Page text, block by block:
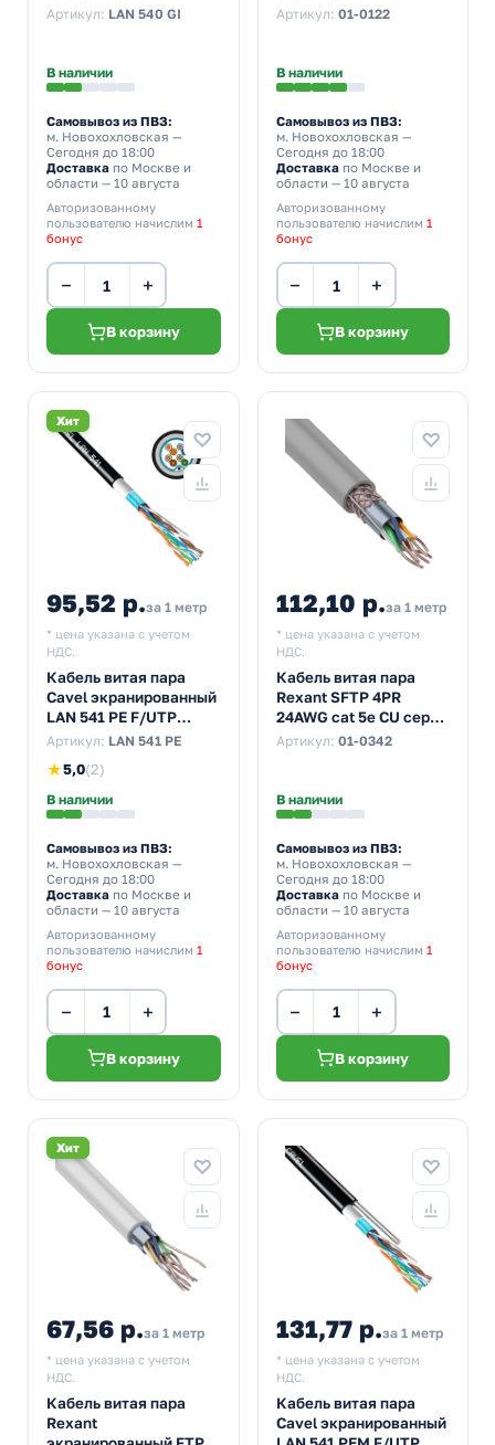
LAN 540 GI U/UTP
интернета)
Артикул: LAN 540 GI
В наличии
Самовывоз из ПВЗ:
м. Новохохловская —
Сегодня до 18:00
Доставка по Москве и
области — 10 августа
Авторизованному
пользователю начислим 1
бонус
− +
В корзину
2PR 24AWG cat 5e CU 4
Артикул: 01-0122
В наличии
Самовывоз из ПВЗ:
м. Новохохловская —
Сегодня до 18:00
Доставкапо Москве и
области — 10 августа
Авторизованному
пользователю начислим 1
бонус
− +
В корзину
Хит
95,52 р.за 1 метр
* цена указана с учетом
НДС.
Кабель витая пара
Cavel экранированный
LAN 541 PE F/UTP
4х2хAWG24 cat 5e
[300м] (провод для
интернета)
Артикул: LAN 541 PE
★5,0(2)
В наличии
Самовывоз из ПВЗ:
м. Новохохловская —
Сегодня до 18:00
Доставка по Москве и
области — 10 августа
Авторизованному
пользователю начислим 1
бонус
− +
В корзину
112,10 р.за 1 метр
* цена указана с учетом
НДС.
Кабель витая пара
Rexant SFTP 4PR
24AWG cat 5e CU серый
[305м] (провод для
Артикул: 01-0342
В наличии
Самовывоз из ПВЗ:
м. Новохохловская —
Сегодня до 18:00
Доставкапо Москве и
области — 10 августа
Авторизованному
пользователю начислим 1
бонус
− +
В корзину
Хит
67,56 р.за 1 метр
* цена указана с учетом
НДС.
Кабель витая пара
Rexant
131,77 р.за 1 метр
* цена указана с учетом
НДС.
Кабель витая пара
Cavel экранированный